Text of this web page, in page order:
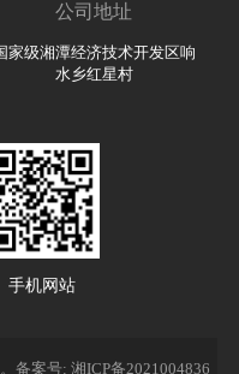
公司地址
家级湘潭经济技术开发区响
水乡红星村
手机网站
备案号: 湘ICP备2021004836